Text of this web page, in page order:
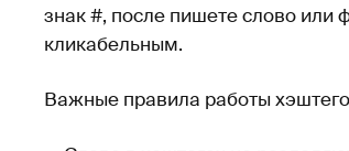
знак #, после пишете слово или
кликабельным.
Важные правила работы